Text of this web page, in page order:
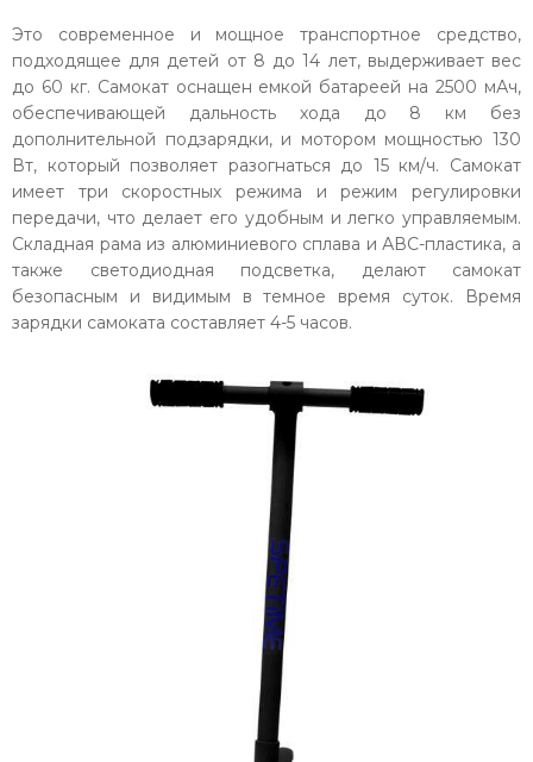
Это современное и мощное транспортное средство,
подходящее для детей от 8 до 14 лет, выдерживает вес
до 60 кг. Самокат оснащен емкой батареей на 2500 мАч,
обеспечивающей дальность хода до 8 км без
дополнительной подзарядки, и мотором мощностью 130
Вт, который позволяет разогнаться до 15 км/ч. Самокат
имеет три скоростных режима и режим регулировки
передачи, что делает его удобным и легко управляемым.
Складная рама из алюминиевого сплава и АВС-пластика, а
также светодиодная подсветка, делают самокат
безопасным и видимым в темное время суток. Время
зарядки самоката составляет 4-5 часов.